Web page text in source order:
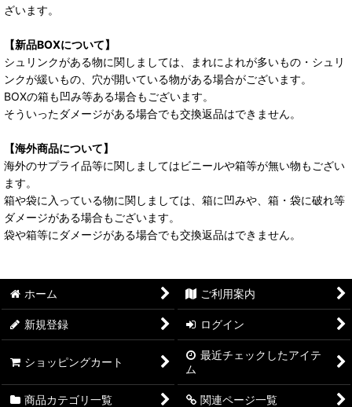
ざいます。
【新品BOXについて】
シュリンクがある物に関しましては、まれによれが多いもの・シュリ
ンクが緩いもの、穴が開いている物がある場合がございます。
BOXの箱も凹み等ある場合もございます。
そういったダメージがある場合でも交換返品はできません。
【海外商品について】
海外のサプライ品等に関しましてはビニールや箱等が無い物もござい
ます。
箱や袋に入っている物に関しましては、箱に凹みや、箱・袋に破れ等
ダメージがある場合もございます。
袋や箱等にダメージがある場合でも交換返品はできません。
ホーム ご利用案内
新規登録 ログイン
ショッピングカート
最近チェックしたアイテ
ム
商品カテゴリ一覧 関連ページ一覧